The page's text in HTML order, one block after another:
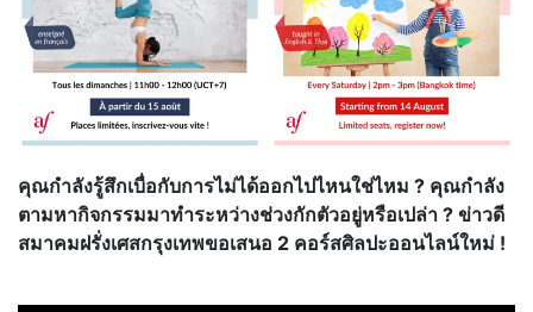
คุณกำลังรู้สึกเบื่อกับการไม่ได้ออกไปไหนใช่ไหม ? คุณกำลัง
ตามหากิจกรรมมาทำระหว่างช่วงกักตัวอยู่หรือเปล่า ? ข่าวดี
สมาคมฝรั่งเศสกรุงเทพขอเสนอ 2 คอร์สศิลปะออนไลน์ใหม่ !